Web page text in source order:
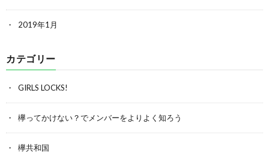
2019年1月
カテゴリー
GIRLS LOCKS!
欅ってかけない？でメンバーをよりよく知ろう
欅共和国